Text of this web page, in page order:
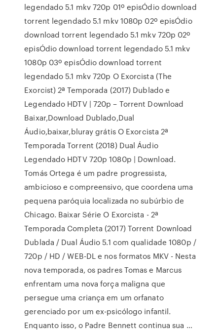
legendado 5.1 mkv 720p 01º episÓdio download
torrent legendado 5.1 mkv 1080p 02º episÓdio
download torrent legendado 5.1 mkv 720p 02º
episÓdio download torrent legendado 5.1 mkv
1080p 03º episÓdio download torrent
legendado 5.1 mkv 720p O Exorcista (The
Exorcist) 2ª Temporada (2017) Dublado e
Legendado HDTV | 720p – Torrent Download
Baixar,Download Dublado,Dual
Áudio,baixar,bluray grátis O Exorcista 2ª
Temporada Torrent (2018) Dual Áudio
Legendado HDTV 720p 1080p | Download.
Tomás Ortega é um padre progressista,
ambicioso e compreensivo, que coordena uma
pequena paróquia localizada no subúrbio de
Chicago. Baixar Série O Exorcista - 2ª
Temporada Completa (2017) Torrent Download
Dublada / Dual Áudio 5.1 com qualidade 1080p /
720p / HD / WEB-DL e nos formatos MKV - Nesta
nova temporada, os padres Tomas e Marcus
enfrentam uma nova força maligna que
persegue uma criança em um orfanato
gerenciado por um ex-psicólogo infantil.
Enquanto isso, o Padre Bennett continua sua …